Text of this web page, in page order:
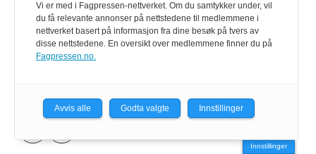
RACING BULLS MCLAREN
HAAS
WILLIAMS
RED BULL
FORMEL 1
Innstillinger
Vi er med i Fagpressen-nettverket. Om du samtykker under, vil
du få relevante annonser på nettstedene til medlemmene i
nettverket basert på informasjon fra dine besøk på tvers av
disse nettstedene. En oversikt over medlemmene finner du på
Fagpressen.no.
Avvis alle Godta valgte Innstillinger